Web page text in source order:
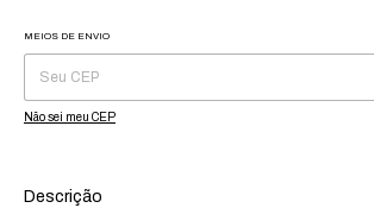
Entregas para o CEP:
MEIOS DE ENVIO
Não sei meu CEP
Descrição